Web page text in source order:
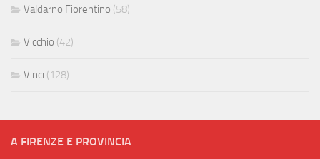
Valdarno Fiorentino (58)
Vicchio (42)
Vinci (128)
A FIRENZE E PROVINCIA